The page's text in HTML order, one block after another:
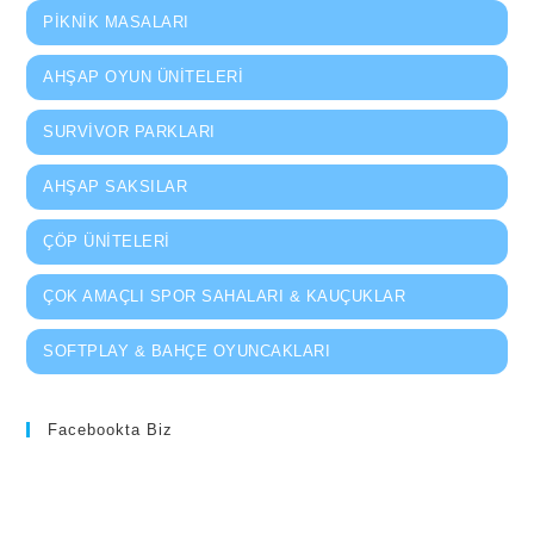
PIKNIK MASALARI
AHŞAP OYUN ÜNITELERI
SURVIVOR PARKLARI
AHŞAP SAKSILAR
ÇÖP ÜNITELERI
ÇOK AMAÇLI SPOR SAHALARI & KAUÇUKLAR
SOFTPLAY & BAHÇE OYUNCAKLARI
Facebookta Biz